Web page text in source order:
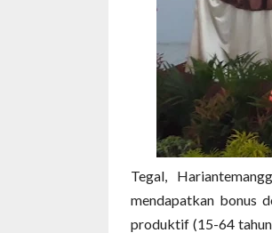
Tegal,
mendapatkan bonus
produktif (15-64